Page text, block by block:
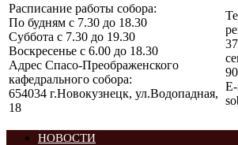
Расписание работы собора:
По будням с 7.30 до 18.30
Суббота с 7.30 до 19.30
Воскресенье с 6.00 до 18.30
Адрес Спасо-Преображенского
кафедрального собора:
654034 г.Новокузнецк, ул.Водопадная,
18
НОВОСТИ